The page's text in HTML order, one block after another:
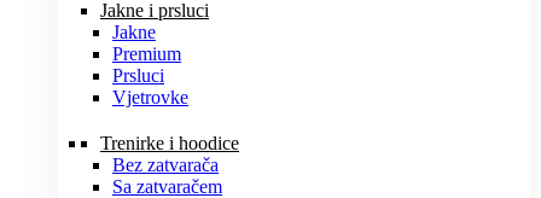
Jakne i prsluci
Jakne
Premium
Prsluci
Vjetrovke
Trenirke i hoodice
Bez zatvarača
Sa zatvaračem